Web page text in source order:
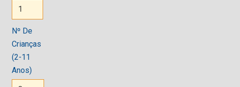
Nº De
Crianças
(2-11
Anos)